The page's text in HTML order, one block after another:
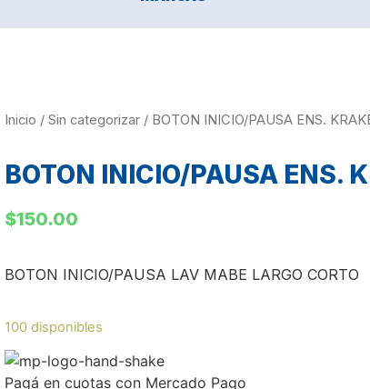
Inicio / Sin categorizar/ BOTON INICIO/PAUSA ENS.
BOTON INICIO/PAUSA ENS.
$150.00
BOTON INICIO/PAUSA LAV MABE LARGO CORTO
100 disponibles
Pagá en cuotascon Mercado Pago